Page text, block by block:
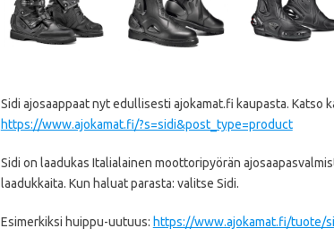
Sidi ajosaappaat nyt edullisesti ajokamat.fi kaupasta. Katso
https://www.ajokamat.fi/?s=sidi&post_type=product
Sidi on laadukas Italialainen moottoripyörän
laadukkaita. Kun haluat parasta: valitse Sidi.
Esimerkiksi huippu-uutuus: https://www.ajokamat.fi/tuote/